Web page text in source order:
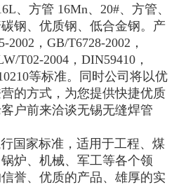
、方管 16Mn、20#、方管、
钢、优质钢、低合金钢。产
2002，GB/T6728-2002，
T02-2004，DIN59410，
等标准。同时公司将以优
的方式，为您提供快捷优质
户前来洽谈无锡无缝焊管
家标准，适用于工程、煤
炉、机械、军工等各个领
誉、优质的产品、雄厚的实